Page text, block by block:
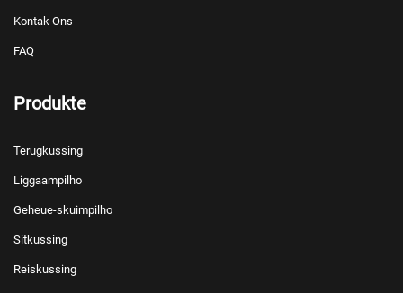
Kontak Ons
FAQ
Produkte
Terugkussing
Liggaampilho
Geheue-skuimpilho
Sitkussing
Reiskussing